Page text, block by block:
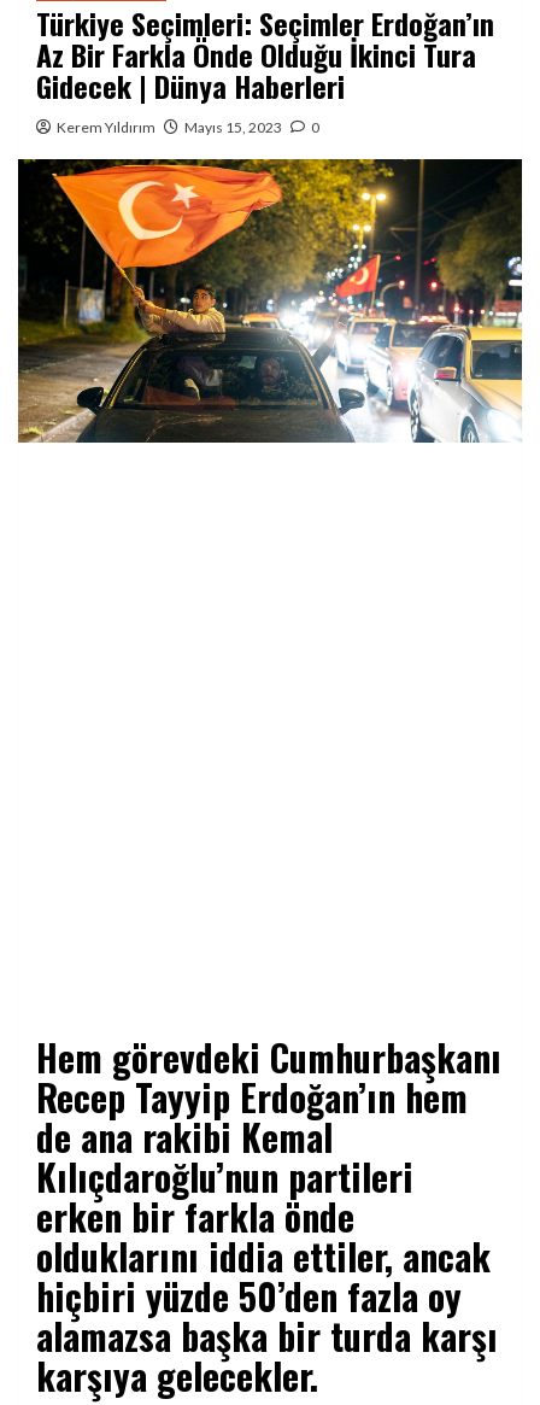
Türkiye Seçimleri: Seçimler Erdoğan’ın
Az Bir Farkla Önde Olduğu İkinci Tura
Gidecek | Dünya Haberleri
Kerem Yıldırım Mayıs 15, 2023 0
Hem görevdeki Cumhurbaşkanı
Recep Tayyip Erdoğan’ın hem
de ana rakibi Kemal
Kılıçdaroğlu’nun partileri
erken bir farkla önde
olduklarını iddia ettiler, ancak
hiçbiri yüzde 50’den fazla oy
alamazsa başka bir turda karşı
karşıya gelecekler.